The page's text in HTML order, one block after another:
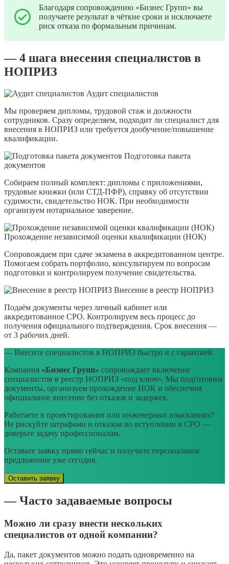
Благодаря сопровождению «Бизнес Групп» вы
получаете результат в чёткие сроки и исключаете
риск отказа по формальным причинам.
— 4 шага внесения специалистов в
НОПРИЗ
Аудит специалистов
Мы проверяем дипломы, трудовой стаж и должности
сотрудников. Сразу определяем, подходит ли специалист для
внесения в НОПРИЗ или требуется дообучение/повышение
квалификации.
Подготовка пакета
документов
Собираем полный комплект: дипломы с приложениями,
трудовые книжки (или СТД-ПФР), справку об отсутствии
судимости, свидетельство НОК. При необходимости
организуем нотариальное заверение.
Прохождение независимой оценки квалификации (НОК)
Сопровождаем при сдаче экзамена в аккредитованном центре.
Помогаем собрать портфолио, консультируем по вопросам
подготовки и контролируем получение свидетельства.
Внесение в реестр НОПРИЗ
Подаём документы через личный кабинет или
аккредитованное СРО. Контролируем весь процесс до
получения официального подтверждения. Срок внесения —
от 3 рабочих дней.
— Внесите специалистов в НОПРИЗ быстро и с гарантией
Компания «Бизнес Групп» сопровождает включение
специалистов в реестр НОПРИЗ «под ключ». Мы подготовим
документы, организуем прохождение НОК и обеспечим
официальное внесение без отказов и задержек.
Работаете в проектировании или инженерных изысканиях?
Не рискуйте штрафами и отказом во вступлении в СРО —
доверьте задачу профессионалам.
Оставьте заявку прямо сейчас и получите персональное
предложение уже сегодня.
Оставить заявку
— Часто задаваемые вопросы
Можно ли сразу внести нескольких
специалистов от одной компании?
Да, пакет документов можно подать одновременно на